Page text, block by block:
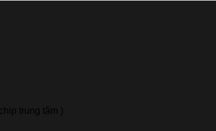
trung tâm )